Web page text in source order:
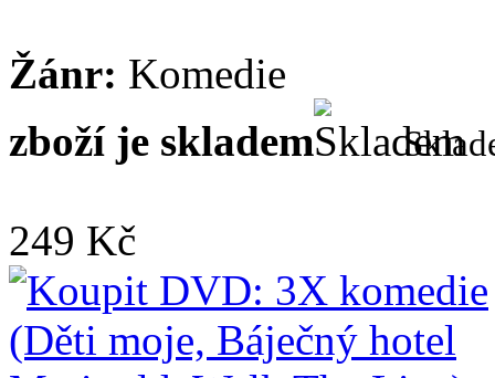
Žánr: Komedie
zboží je skladem
249 Kč